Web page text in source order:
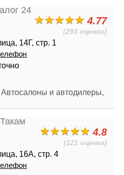
4.77
(293 оценки)
14Г, стр. 1
и автодилеры,
4.8
(121 оценка)
16А, стр. 4